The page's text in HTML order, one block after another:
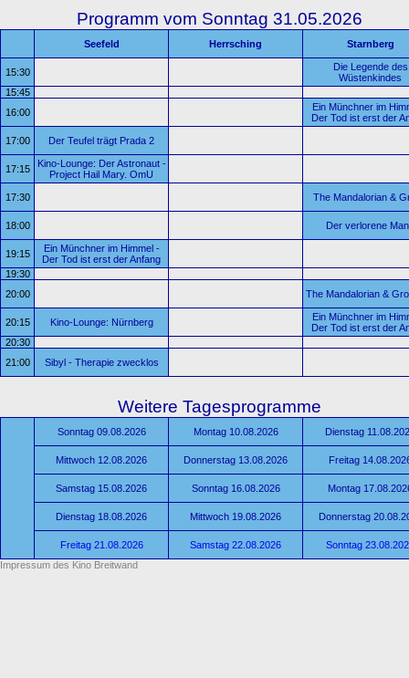
Programm vom Sonntag 31.05.2026
Seefeld Herrsching Starnberg
15:30
Die Legende des
Wüstenkindes
15:45
16:00
Ein Münchner im
Der Tod ist erst der
17:00 Der Teufel trägt Prada 2
17:15
Kino-Lounge: Der Astronaut -
Project Hail Mary. OmU
17:30 The Mandalorian &
18:00 Der verlorene
19:15
Ein Münchner im Himmel -
Der Tod ist erst der Anfang
19:30
20:00
The Mandalorian &
20:15 Kino-Lounge: Nürnberg
Ein Münchner im
Der Tod ist erst der
20:30
21:00
Sibyl - Therapie zwecklos
Weitere Tagesprogramme
Sonntag 09.08.2026 Montag 10.08.2026 Dienstag
Mittwoch 12.08.2026 Donnerstag 13.08.2026 Freitag
Samstag 15.08.2026 Sonntag 16.08.2026 Montag
Dienstag 18.08.2026 Mittwoch 19.08.2026 Donnerstag
Freitag 21.08.2026 Samstag 22.08.2026
Sonntag
Impressum des Kino Breitwand